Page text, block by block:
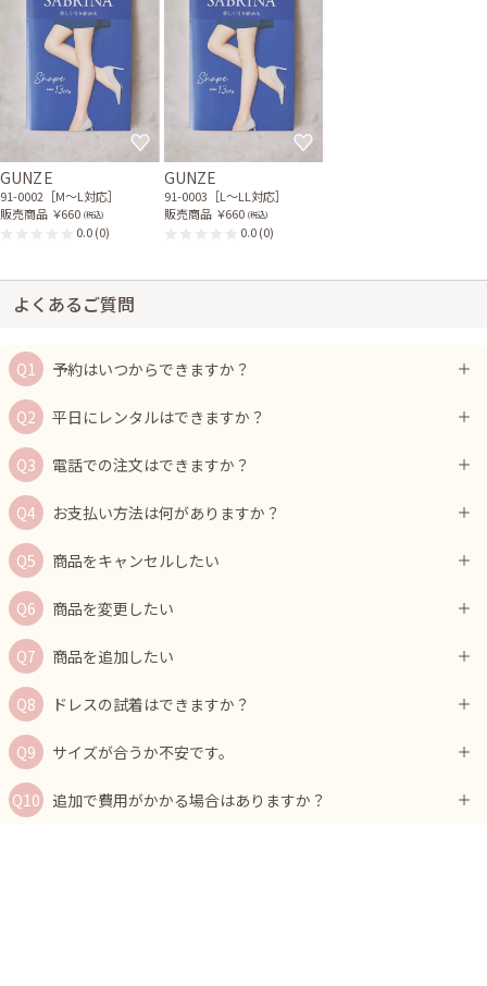
GUNZE
91-0002［M〜L対応］
販売商品 ￥660 (税込)
0.0(0)
GUNZE
91-0003［L〜LL対応］
販売商品 ￥660 (税込)
0.0(0)
よくあるご質問
予約はいつからできますか？
平日にレンタルはできますか？
電話での注文はできますか？
お支払い方法は何がありますか？
商品をキャンセルしたい
商品を変更したい
商品を追加したい
ドレスの試着はできますか？
サイズが合うか不安です。
追加で費用がかかる場合はありますか？